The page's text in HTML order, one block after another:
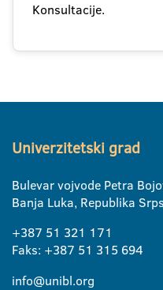
Konsultacije.
Univerzitetski grad
Bulevar vojvode Petra
Banja Luka, Republika
+387 51 321 171
Faks: +387 51 315 694
info@unibl.org